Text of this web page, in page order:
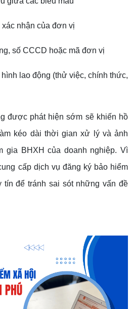
nhận của đơn vị
số CCCD hoặc mã đơn vị
lao động (thử việc, chính thức,
được phát hiện sớm sẽ khiến hồ
kéo dài thời gian xử lý và ảnh
gia BHXH của doanh nghiệp. Vì
cấp dịch vụ đăng ký bảo hiểm
tín để tránh sai sót những vấn đề